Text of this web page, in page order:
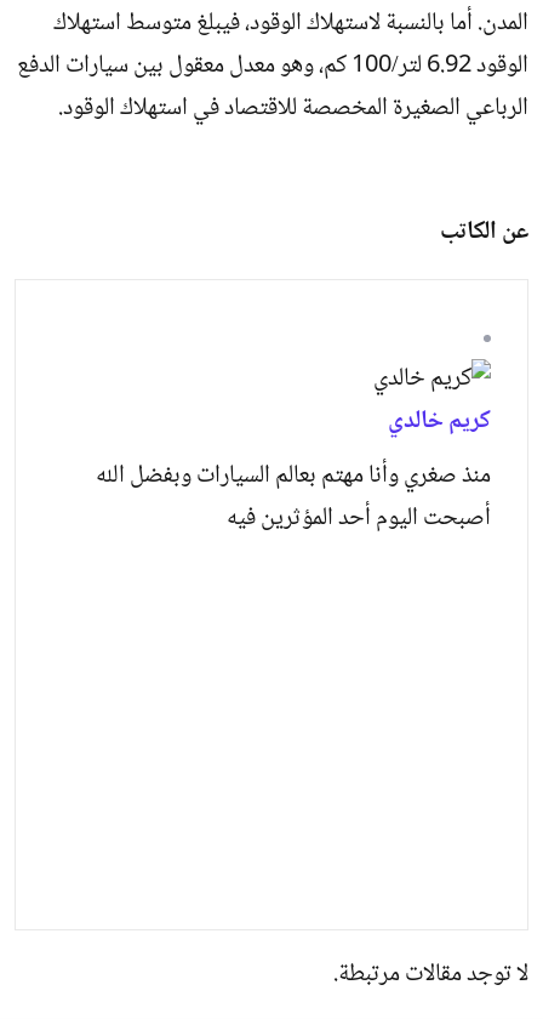
المدن. أما بالنسبة لاستهلاك الوقود، فيبلغ متوسط ​​استهلاك
الوقود 6.92 لتر/100 كم، وهو معدل معقول بين سيارات الدفع
الرباعي الصغيرة المخصصة للاقتصاد في استهلاك الوقود.
عن الكاتب
كريم خالدي
منذ صغري وأنا مهتم بعالم السيارات وبفضل الله
أصبحت اليوم أحد المؤثرين فيه
لا توجد مقالات مرتبطة.